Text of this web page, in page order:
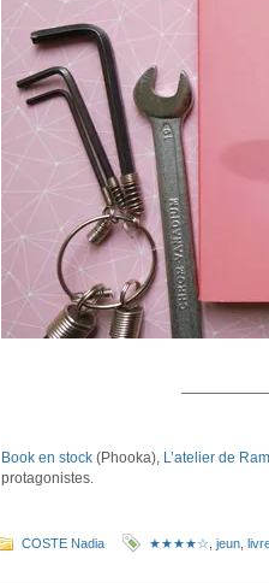
Book en stock (Phooka), L’atelier de
protagonistes.
COSTE Nadia ★★★★☆ jeun